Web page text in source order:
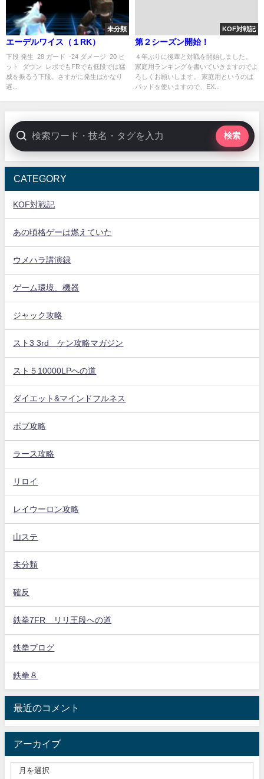
未分類
エーデルワイス（１RK）
下段 発生 28 ガード -24 ダメージ 20 ヒ
ット ダウン レボでもFRでも低段では猛
威を振るう下段。さすがに発生はかなり
遅...
KOF対戦記
第２シーズン開始！
４年ぶりに後輩と対戦を開始しました。
家庭用ランキングを書いていきますのでよ
ろしくお願いします。 家庭用というのは
パッドを使いますので、EX...
検索
CATEGORY
KOF対戦記
あの頃格ゲーは燃えていた
ウメハラ講演録
ゲーム環境、機器
ジャック攻略
スト3 3rd ケン攻略マガジン
スト５10000LPへの道
ダイエット&マインドフルネス
ボブ攻略
ラース攻略
リロイ
レイウーロン攻略
山ステ
未分類
確反
鉄拳7FR リリ王段への道
鉄拳ブログ
鉄拳８
最近のコメント
アーカイブ